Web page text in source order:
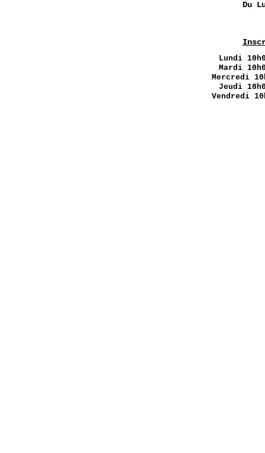
Du
Lundi
Mardi
Mercredi
Jeudi
Vendredi